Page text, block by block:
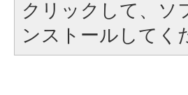
クリックして、ソ
ンストールしてく